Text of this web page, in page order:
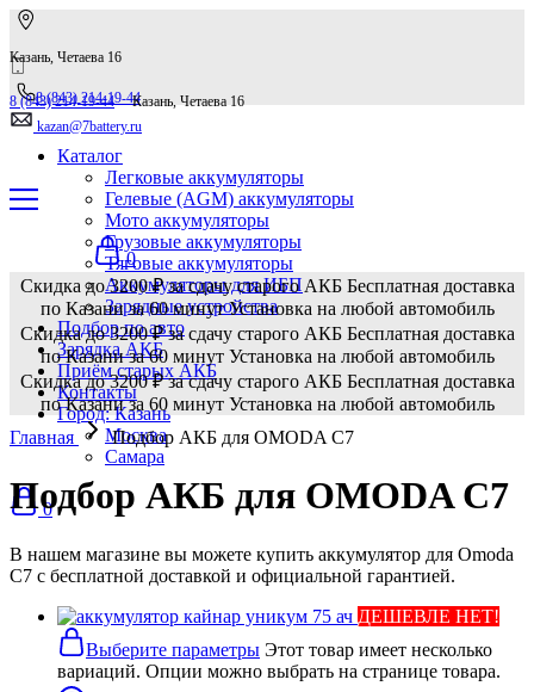
Казань, Четаева 16
8 (843) 214-19-44
kazan@7battery.ru
8 (843) 214-19-44Казань, Четаева 16
Каталог
Легковые аккумуляторы
Гелевые (AGM) аккумуляторы
Мото аккумуляторы
Грузовые аккумуляторы
Тяговые аккумуляторы
Аккумуляторы для ИБП
Зарядные устройства
Подбор по авто
Зарядка АКБ
Приём старых АКБ
Контакты
Город: Казань
Москва
Самара
0
0
Скидка до 3200 ₽ за сдачу старого АКБ Бесплатная доставка
по Казани за 60 минут Установка на любой автомобиль
Скидка до 3200 ₽ за сдачу старого АКБ Бесплатная доставка
по Казани за 60 минут Установка на любой автомобиль
Скидка до 3200 ₽ за сдачу старого АКБ Бесплатная доставка
по Казани за 60 минут Установка на любой автомобиль
Главная
Подбор АКБ для OMODA C7
Подбор АКБ для OMODA C7
В нашем магазине вы можете купить аккумулятор для Omoda
C7 с бесплатной доставкой и официальной гарантией.
ДЕШЕВЛЕ НЕТ!
Выберите параметры Этот товар имеет несколько
вариаций. Опции можно выбрать на странице товара.